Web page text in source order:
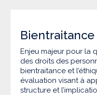
Enjeu majeur pour la
des droits des
bientraitance et
évaluation visant à
structure et